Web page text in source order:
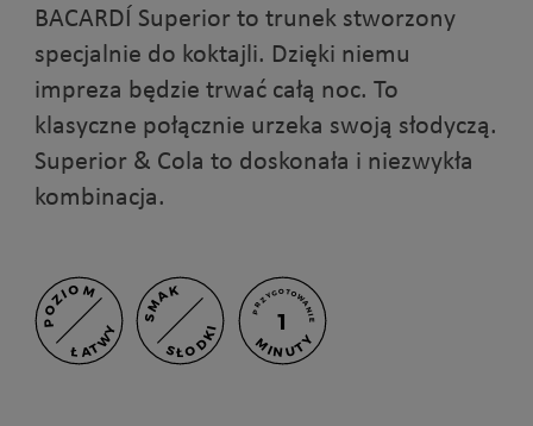
BACARDÍ Superior to trunek stworzony
specjalnie do koktajli. Dzięki niemu
impreza będzie trwać całą noc. To
klasyczne połącznie urzeka swoją słodyczą.
Superior & Cola to doskonała i niezwykła
kombinacja.
POZIOM
ŁATWY
SMAK
SŁODKI
PRZYGOTOWANIE
1
MINUTY